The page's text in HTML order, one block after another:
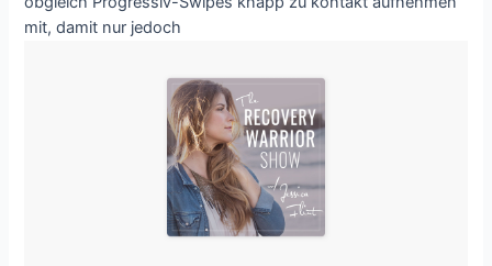
mit, damit nur jedoch